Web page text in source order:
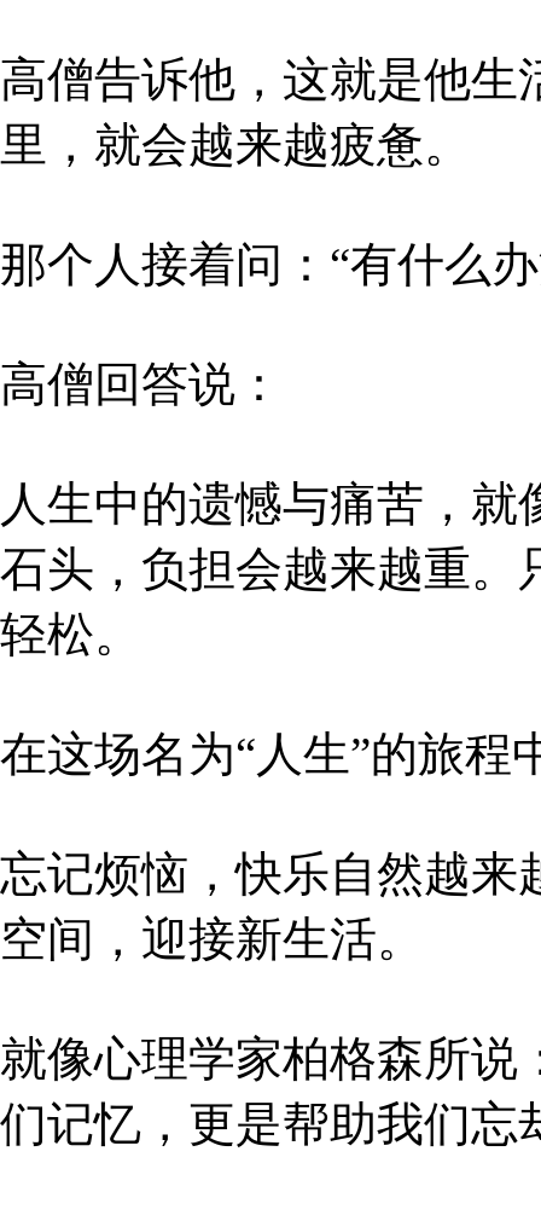
高僧告诉他，这就是他生
里，就会越来越疲惫。
那个人接着问：“有什么
高僧回答说：
人生中的遗憾与痛苦，
石头，负担会越来越重。
轻松。
在这场名为“人生”的旅程
忘记烦恼，快乐自然越来
空间，迎接新生活。
就像心理学家柏格森所说
们记忆，更是帮助我们忘